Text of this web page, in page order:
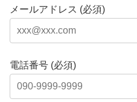
メールアドレス (必須)
電話番号 (必須)